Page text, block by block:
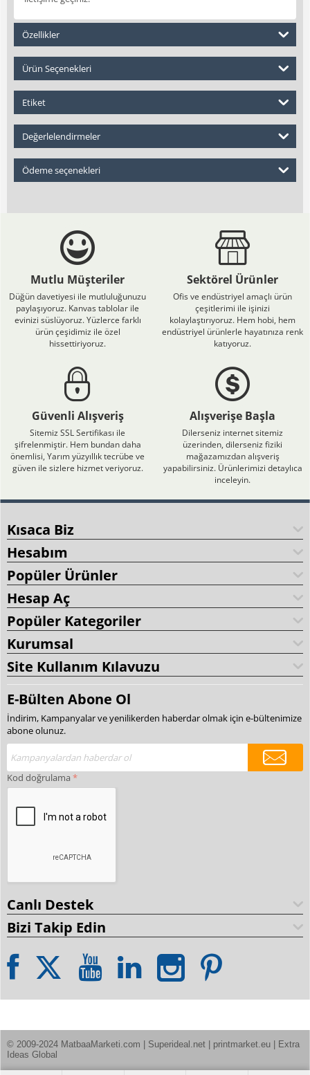
Özellikler
Ürün Seçenekleri
Etiket
Değerlelendirmeler
Ödeme seçenekleri
Mutlu Müşteriler
Düğün davetiyesi ile mutluluğunuzu
paylaşıyoruz. Kanvas tablolar ile
evinizi süslüyoruz. Yüzlerce farklı
ürün çeşidimiz ile özel
hissettiriyoruz.
Sektörel Ürünler
Ofis ve endüstriyel amaçlı ürün
çeşitlerimi ile işinizi
kolaylaştırıyoruz. Hem hobi, hem
endüstriyel ürünlerle hayatınıza renk
katıyoruz.
Güvenli Alışveriş
Sitemiz SSL Sertifikası ile
şifrelenmiştir. Hem bundan daha
önemlisi, Yarım yüzyıllık tecrübe ve
güven ile sizlere hizmet veriyoruz.
Alışverişe Başla
Dilerseniz internet sitemiz
üzerinden, dilerseniz fiziki
mağazamızdan alışveriş
yapabilirsiniz. Ürünlerimizi detaylıca
inceleyin.
Kısaca Biz
Hesabım
Popüler Ürünler
Hesap Aç
Popüler Kategoriler
Kurumsal
Site Kullanım Kılavuzu
E-Bülten Abone Ol
İndirim, Kampanyalar ve yenilikerden haberdar olmak için e-bültenimize
abone olunuz.
Kod doğrulama
Canlı Destek
Bizi Takip Edin
© 2009-2024 MatbaaMarketi.com | Superideal.net | printmarket.eu | Extra
Ideas Global